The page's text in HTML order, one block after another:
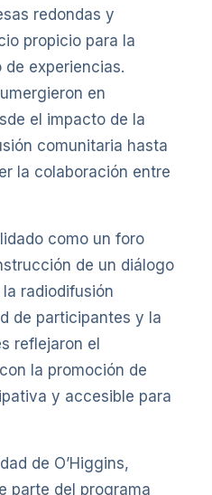
redondas y
propicio para la
experiencias.
en
el impacto de la
comunitaria hasta
la colaboración entre
como un foro
de un diálogo
radiodifusión
de participantes y la
reflejaron el
la promoción de
y accesible para
de O’Higgins,
parte del programa